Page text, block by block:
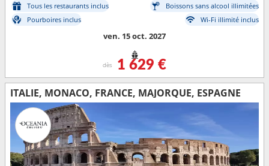
Tous les restaurants inclus
Boissons sans alcool illimitées
Pourboires inclus
Wi-Fi illimité inclus
ven. 15 oct. 2027
dès 1 629 €
ITALIE, MONACO, FRANCE, MAJORQUE, ESPAGNE